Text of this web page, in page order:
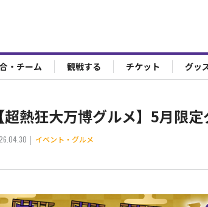
・チーム 観戦する チケット グッ
【超熱狂大万博グルメ】5月限
イベント・グルメ